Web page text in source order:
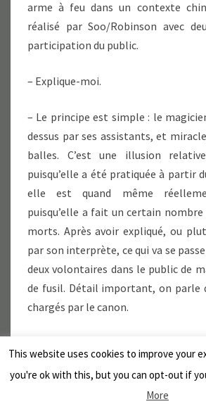
arme à feu dans un contexte
réalisé par Soo/Robinson avec
participation du public.
– Explique-moi.
– Le principe est simple : le
dessus par ses assistants, et
balles. C’est une illusion
puisqu’elle a été pratiquée à partir
elle est quand même
puisqu’elle a fait un certain nombre
morts. Après avoir expliqué, ou
par son interprète, ce qui va se
deux volontaires dans le public de
de fusil. Détail important, on parle
chargés par le canon.
tout.
– C’est ça. On parle donc bien
This website uses cookies to improve your
you're ok with this, but you can opt-out if
More